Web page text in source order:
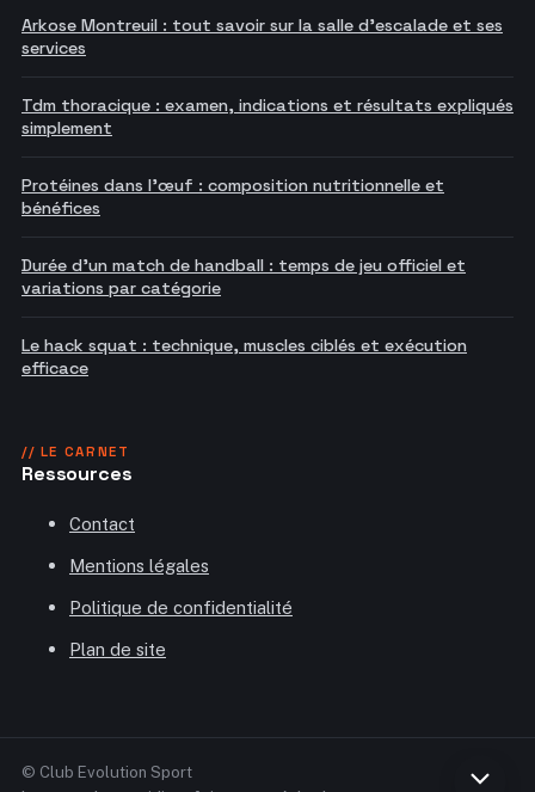
Arkose Montreuil : tout savoir sur la salle d'escalade et ses
services
Tdm thoracique : examen, indications et résultats expliqués
simplement
Protéines dans l'œuf : composition nutritionnelle et
bénéfices
Durée d'un match de handball : temps de jeu officiel et
variations par catégorie
Le hack squat : technique, muscles ciblés et exécution
efficace
// LE CARNET
Ressources
Contact
Mentions légales
Politique de confidentialité
Plan de site
© Club Evolution Sport